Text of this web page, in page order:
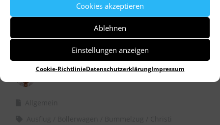
Cookies akzeptieren
Ablehnen
Einstellungen anzeigen
Cookie-RichtlinieDatenschutzerklärungImpressum